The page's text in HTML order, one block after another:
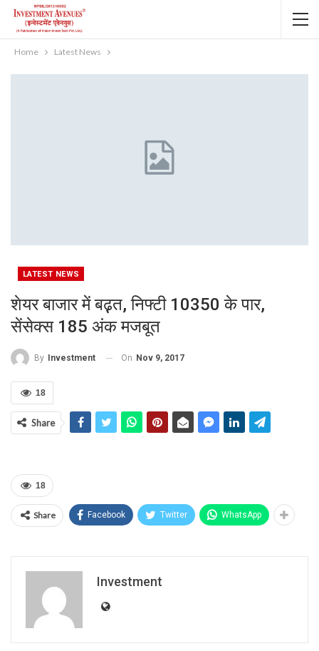
Home Latest News
LATEST NEWS
शेयर बाजार में बढ़़त, निफ्टी 10350 के पार,
सेंसेक्स 185 अंक मजबूत
By Investment On Nov 9, 2017
18
Share
18
Share Facebook Twitter WhatsApp
Investment